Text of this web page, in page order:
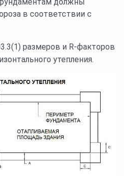
в соответствии с
размеров и R-факторов
утепления.